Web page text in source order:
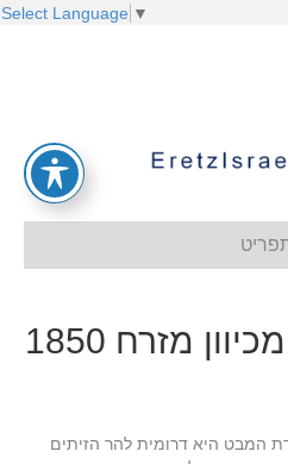
Select Language ▼
מזרח 1850
המבט היא דרומית להר הזיתים